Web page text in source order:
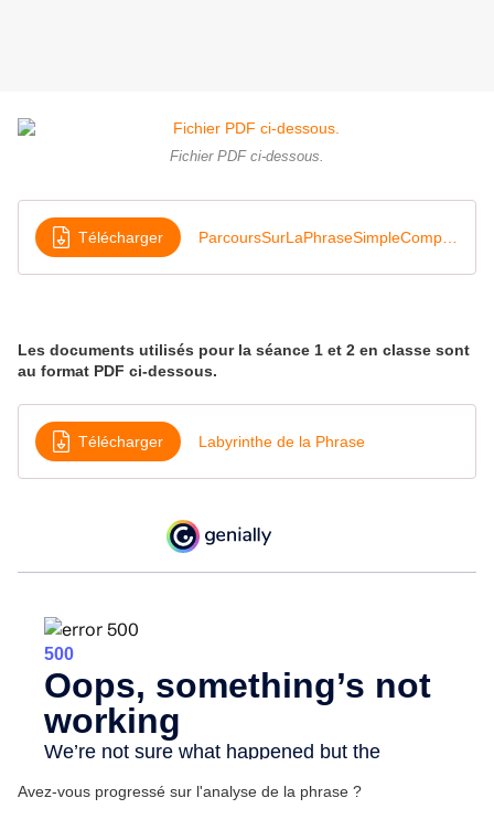
Fichier PDF ci-dessous.
Télécharger
Les documents utilisés pour la séance 1 et 2 en classe sont
au format PDF ci-dessous.
Télécharger Labyrinthe de la Phrase
Avez-vous progressé sur l'analyse de la phrase ?